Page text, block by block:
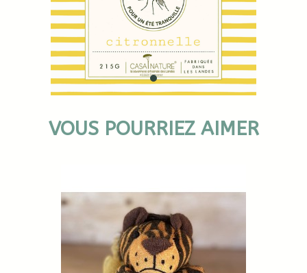
VOUS POURRIEZ AIMER